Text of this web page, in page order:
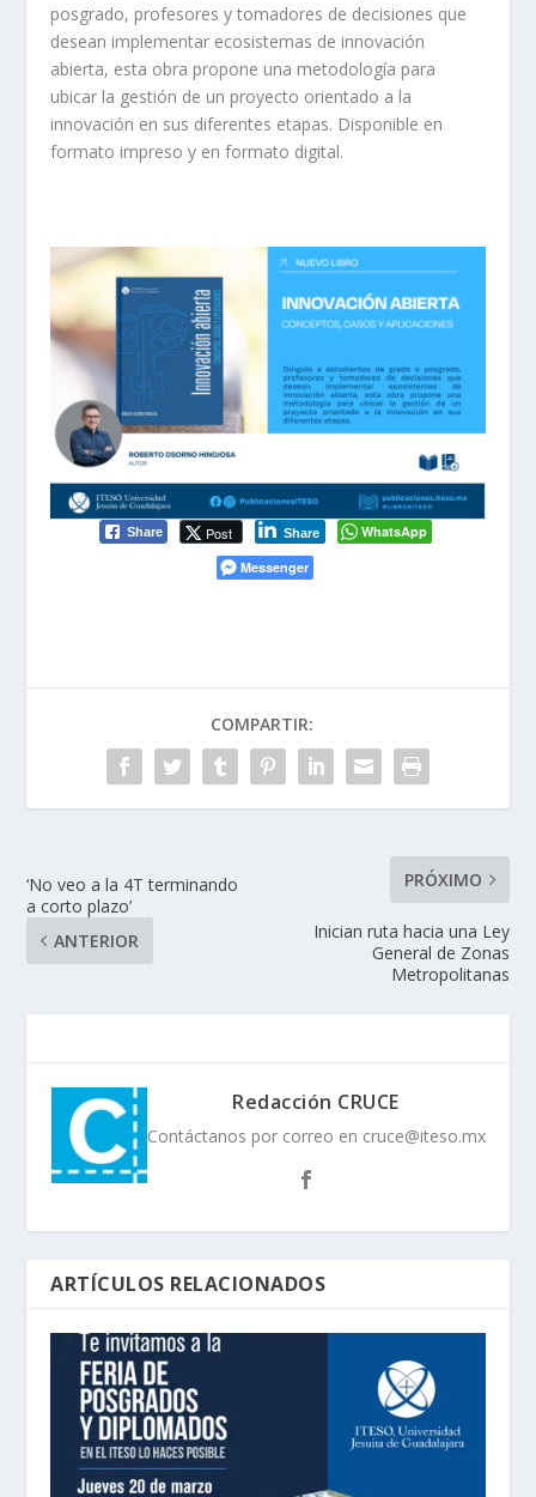
posgrado, profesores y tomadores de decisiones que
desean implementar ecosistemas de innovación
abierta, esta obra propone una metodología para
ubicar la gestión de un proyecto orientado a la
innovación en sus diferentes etapas. Disponible en
formato impreso y en formato digital.
Share Post Share
WhatsApp
Messenger
COMPARTIR:
‘No veo a la 4T terminando
a corto plazo’
ANTERIOR
PRÓXIMO
Inician ruta hacia una Ley
General de Zonas
Metropolitanas
Redacción CRUCE
Contáctanos por correo en cruce@iteso.mx
ARTÍCULOS RELACIONADOS